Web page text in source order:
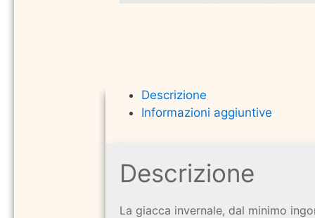
Descrizione
Informazioni aggiuntive
Descrizione
La giacca invernale, dal minimo